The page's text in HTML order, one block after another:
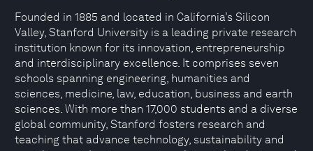
Founded in 1885 and located in California’s Silicon
Valley, Stanford University is a leading private research
institution known for its innovation, entrepreneurship
and interdisciplinary excellence. It comprises seven
schools spanning engineering, humanities and
sciences, medicine, law, education, business and earth
sciences. With more than 17,000 students and a diverse
global community, Stanford fosters research and
teaching that advance technology, sustainability and